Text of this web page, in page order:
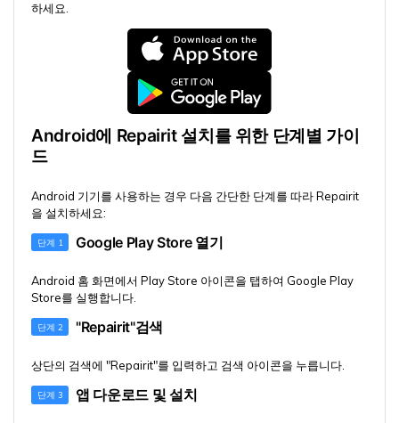
하세요.
Android에 Repairit 설치를 위한 단계별 가이
드
Android 기기를 사용하는 경우 다음 간단한 단계를 따라 Repairit
을 설치하세요:
단계 1 Google Play Store 열기
Android 홈 화면에서 Play Store 아이콘을 탭하여 Google Play
Store를 실행합니다.
단계 2 "Repairit"검색
상단의 검색에 "Repairit"를 입력하고 검색 아이콘을 누릅니다.
단계 3 앱 다운로드 및 설치